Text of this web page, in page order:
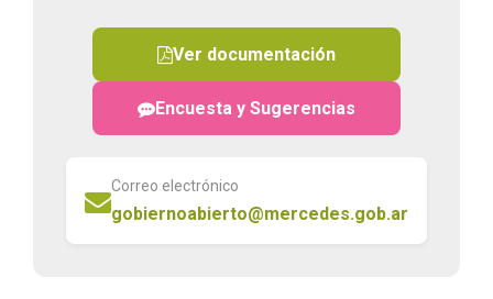
Ver documentación
Encuesta y Sugerencias
Correo electrónico
gobiernoabierto@mercedes.gob.ar